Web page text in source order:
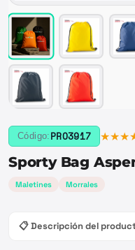
Código: PRO3917
Sporty Bag
Maletines Morrales
📋 Descripción del